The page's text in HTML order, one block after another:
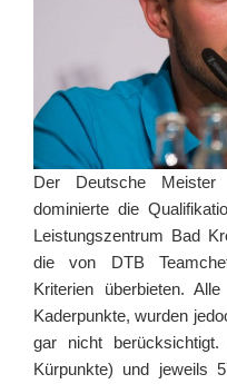
Der Deutsche
dominierte die
Leistungszentrum Bad
die von DTB
Kriterien überbieten.
Kaderpunkte, wurden
gar nicht
Kürpunkte) und jeweils